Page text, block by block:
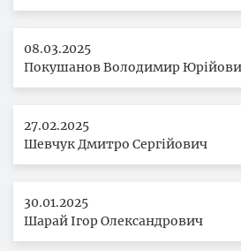
08.03.2025
Покушанов Володимир
27.02.2025
Шевчук Дмитро Сергійович
30.01.2025
Шарай Ігор Олександрович